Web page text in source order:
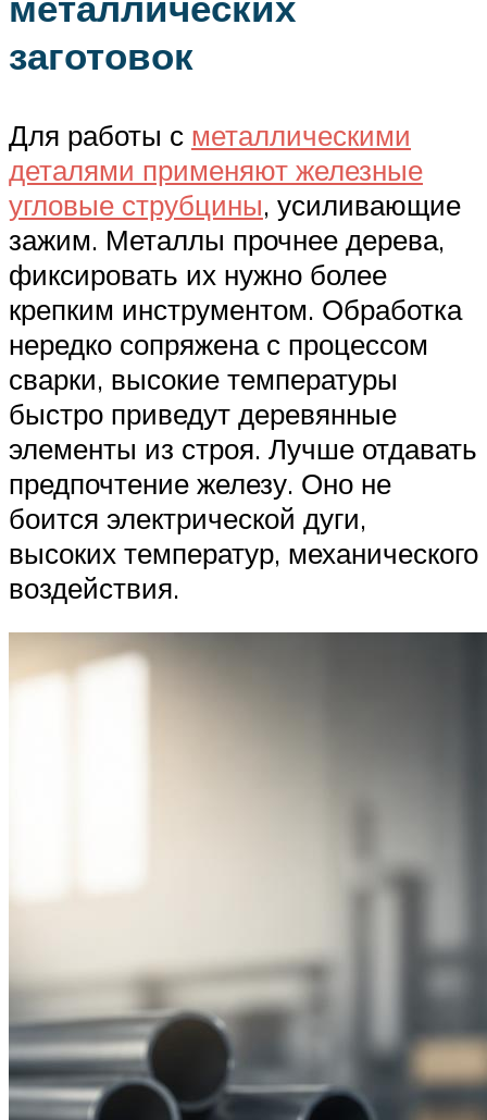
заготовок
Для работы с металлическими
деталями применяют железные
угловые струбцины, усиливающие
зажим. Металлы прочнее дерева,
фиксировать их нужно более
крепким инструментом. Обработка
нередко сопряжена с процессом
сварки, высокие температуры
быстро приведут деревянные
элементы из строя. Лучше отдавать
предпочтение железу. Оно не
боится электрической дуги,
высоких температур, механического
воздействия.